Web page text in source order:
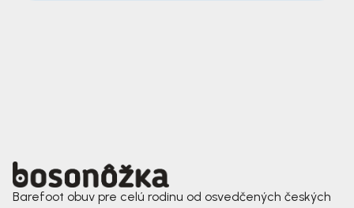
Barefoot obuv pre celú rodinu od osvedčených českých